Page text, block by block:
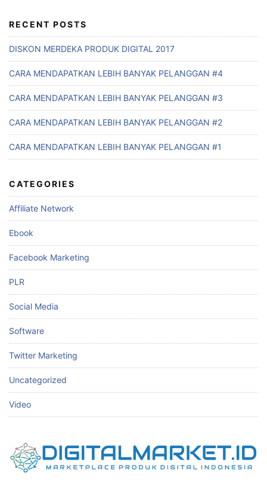
RECENT POSTS
DISKON MERDEKA PRODUK DIGITAL 2017
CARA MENDAPATKAN LEBIH BANYAK PELANGGAN #4
CARA MENDAPATKAN LEBIH BANYAK PELANGGAN #3
CARA MENDAPATKAN LEBIH BANYAK PELANGGAN #2
CARA MENDAPATKAN LEBIH BANYAK PELANGGAN #1
CATEGORIES
Affiliate Network
Ebook
Facebook Marketing
PLR
Social Media
Software
Twitter Marketing
Uncategorized
Video